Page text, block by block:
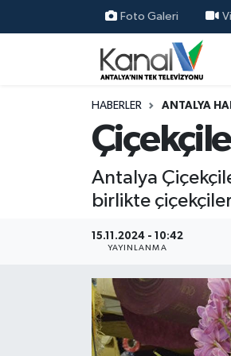
Foto Galeri
HABERLER ANTALYA
Antalya
birlikte
15.11.2024 - 10:42
YAYINLANMA
Ana Haber
Antalya Haber
Günün Manşetleri
Haber Kuşakları
Nöbetçi Eczaneler
Hava Durumu
Trafik Durumu
Süper Lig Puan Durumu ve
Haber Arşivi